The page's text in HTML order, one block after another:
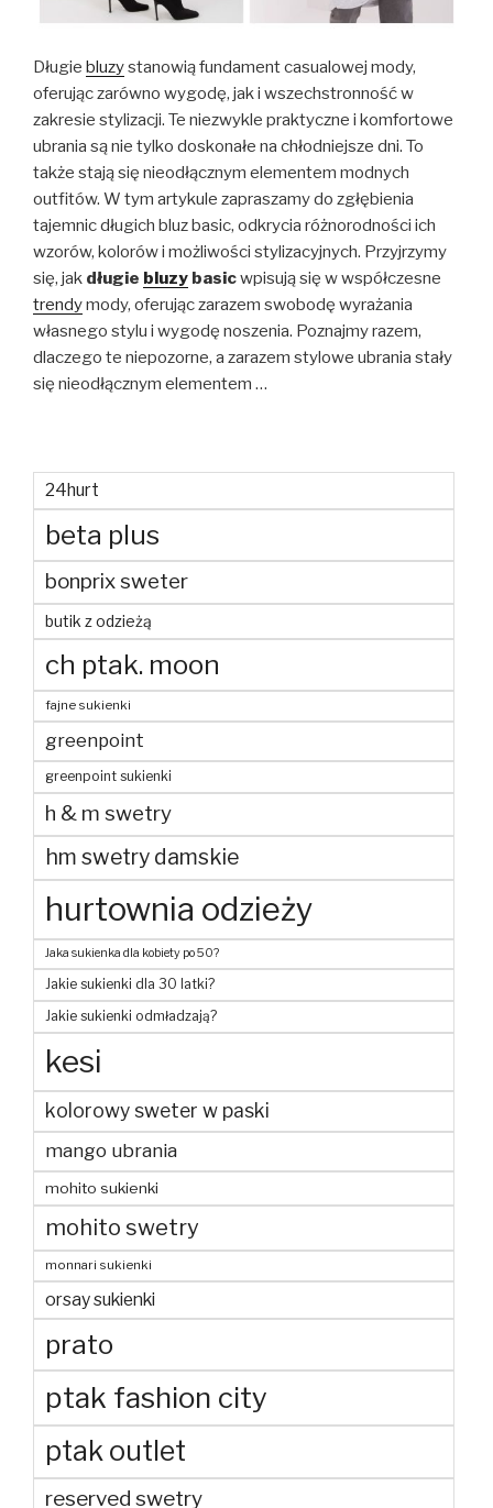
Długie bluzystanowią fundament casualowej mody,
oferując zarówno wygodę, jak i wszechstronność w
zakresie stylizacji. Te niezwykle praktyczne i komfortowe
ubrania są nie tylko doskonałe na chłodniejsze dni. To
także stają się nieodłącznym elementem modnych
outfitów. W tym artykule zapraszamy do zgłębienia
tajemnic długich bluz basic, odkrycia różnorodności ich
wzorów, kolorów i możliwości stylizacyjnych. Przyjrzymy
się, jak długie bluzy basicwpisują się w współczesne
trendymody, oferując zarazem swobodę wyrażania
własnego stylu i wygodę noszenia. Poznajmy razem,
dlaczego te niepozorne, a zarazem stylowe ubrania stały
się nieodłącznym elementem …
24hurt
beta plus
bonprix sweter
butik z odzieżą
ch ptak. moon
fajne sukienki
greenpoint
greenpoint sukienki
h & m swetry
hm swetry damskie
hurtownia odzieży
Jaka sukienka dla kobiety po 50?
Jakie sukienki dla 30 latki?
Jakie sukienki odmładzają?
kesi
kolorowy sweter w paski
mango ubrania
mohito sukienki
mohito swetry
monnari sukienki
orsay sukienki
prato
ptak fashion city
ptak outlet
reserved swetry